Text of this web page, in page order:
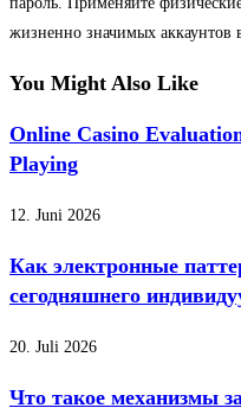
жизненно значимых аккаунтов
You Might Also Like
Online Casino
Playing
12. Juni 2026
Как электронные
сегодняшнего
20. Juli 2026
Что такое механизмы